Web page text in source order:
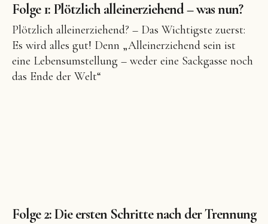
Folge 1: Plötzlich alleinerziehend – was nun?
Plötzlich alleinerziehend? – Das Wichtigste zuerst:
Es wird alles gut! Denn „Alleinerziehend sein ist
eine Lebensumstellung – weder eine Sackgasse noch
das Ende der Welt“
Folge 2: Die ersten Schritte nach der Trennung